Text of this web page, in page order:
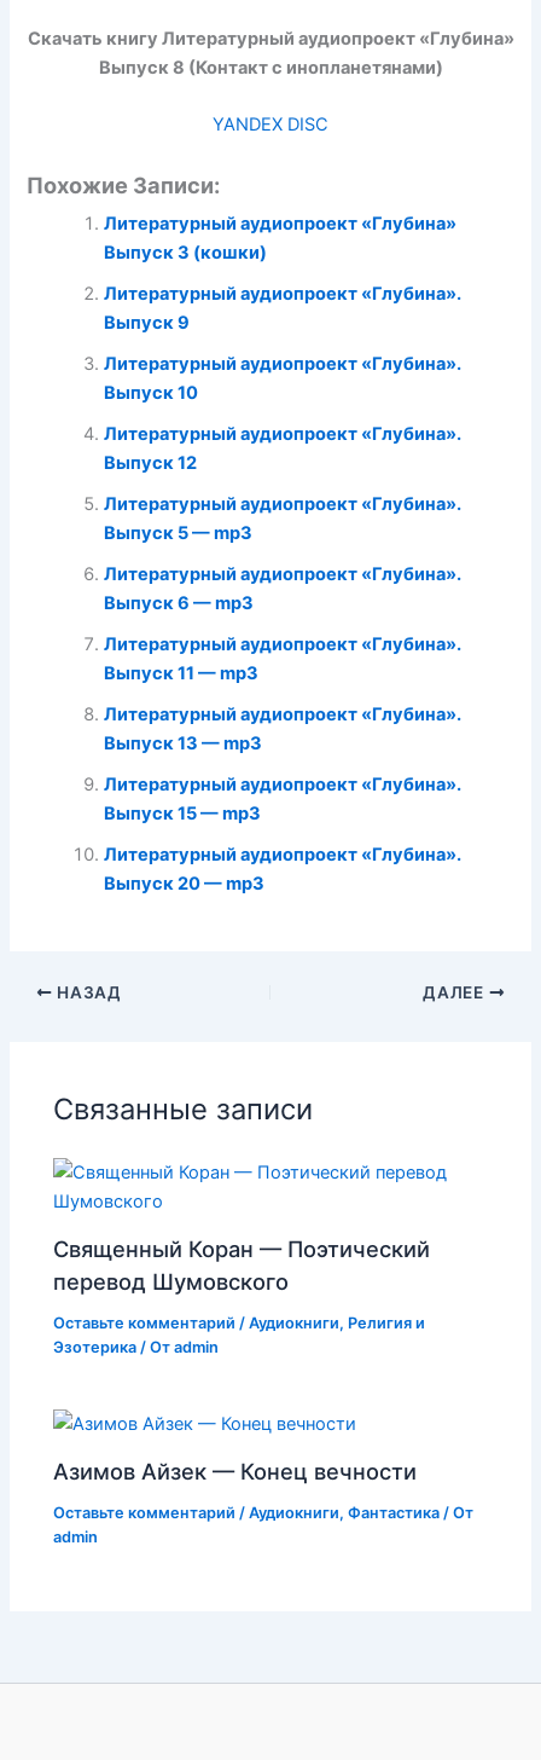
Скачать книгу Литературный аудиопроект «Глубина»
Выпуск 8 (Контакт с инопланетянами)
YANDEX DISC
Похожие Записи:
Литературный аудиопроект «Глубина»
Выпуск 3 (кошки)
Литературный аудиопроект «Глубина».
Выпуск 9
Литературный аудиопроект «Глубина».
Выпуск 10
Литературный аудиопроект «Глубина».
Выпуск 12
Литературный аудиопроект «Глубина».
Выпуск 5 — mp3
Литературный аудиопроект «Глубина».
Выпуск 6 — mp3
Литературный аудиопроект «Глубина».
Выпуск 11 — mp3
Литературный аудиопроект «Глубина».
Выпуск 13 — mp3
Литературный аудиопроект «Глубина».
Выпуск 15 — mp3
Литературный аудиопроект «Глубина».
Выпуск 20 — mp3
НАЗАД ДАЛЕЕ
Связанные записи
Священный Коран — Поэтический
перевод Шумовского
Оставьте комментарий /Аудиокниги, Религия и
Эзотерика / Отadmin
Азимов Айзек — Конец вечности
Оставьте комментарий /Аудиокниги,Фантастика / От
admin